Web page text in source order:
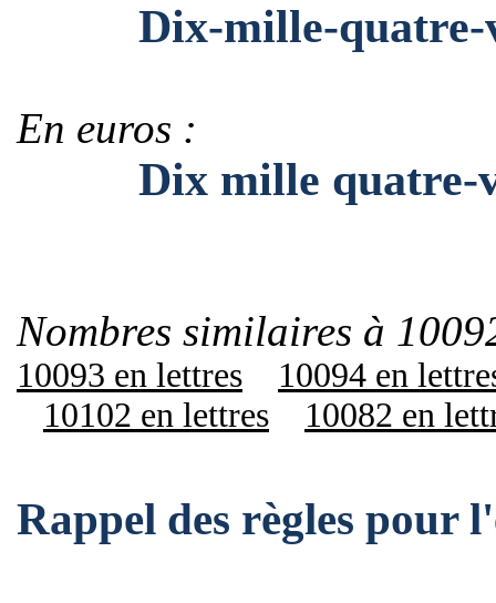
Dix-mille-quatre-
En euros :
Dix mille quatre-
Nombres similaires à
10093 en lettres
10094 en
10102 en lettres
10082 en
Rappel des règles pour